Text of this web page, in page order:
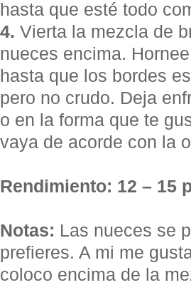
hasta que esté todo
4. Vierta la mezcla de
nueces encima.
hasta que los bordes
pero no crudo. Deja
o en la forma que te
vaya de acorde con la
Rendimiento: 12 – 15
Notas: Las nueces se
prefieres. A mi me
coloco encima de la